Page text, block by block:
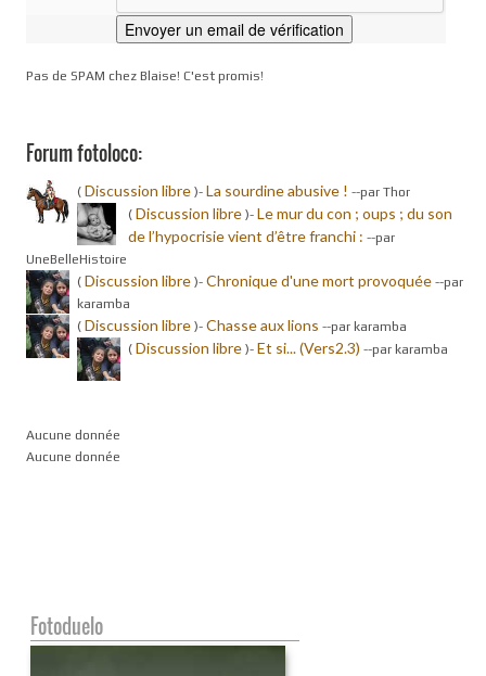
Pas de SPAM chez Blaise! C'est promis!
Forum fotoloco:
( Discussion libre )- La sourdine abusive ! --par Thor
( Discussion libre )- Le mur du con ; oups ; du son
de l’hypocrisie vient d’être franchi : --par
UneBelleHistoire
( Discussion libre )- Chronique d'une mort provoquée --par
karamba
( Discussion libre )- Chasse aux lions --par karamba
( Discussion libre )- Et si... (Vers2.3) --par karamba
Aucune donnée
Aucune donnée
Fotoduelo